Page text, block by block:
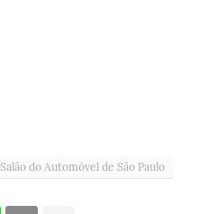
Salão do Automóvel de São Paulo